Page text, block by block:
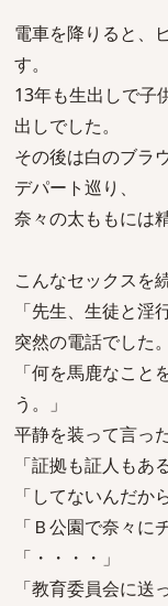
電車を降りると、
す。
13年も生出しで子
出しでした。
その後は白のブラ
デパート巡り、
奈々の太ももには
こんなセックスを
「先生、生徒と淫
突然の電話でした。
「何を馬鹿なこと
う。」
平静を装って言っ
「証拠も証人もあ
「してないんだか
「Ｂ公園で奈々に
「・・・・」
「教育委員会に送